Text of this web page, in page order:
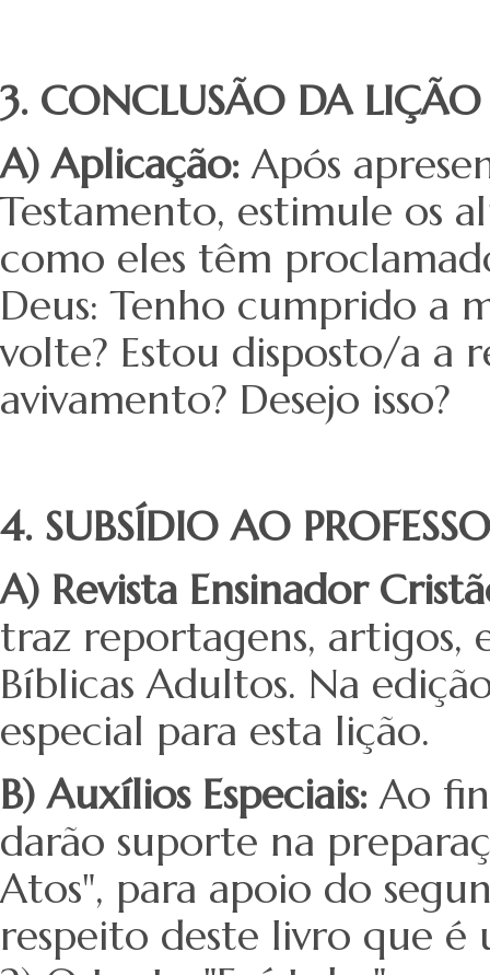
3. CONCLUSÃO DA LIÇÃO
A) Aplicação: Após
Testamento, estimule os
como eles têm
Deus: Tenho cumprido a
volte? Estou disposto/a a
avivamento? Desejo isso?
4. SUBSÍDIO AO
A) Revista Ensinador
traz reportagens, artigos,
Bíblicas Adultos. Na
especial para esta lição.
B) Auxílios Especiais:Ao
darão suporte na
Atos", para apoio do
respeito deste livro que é